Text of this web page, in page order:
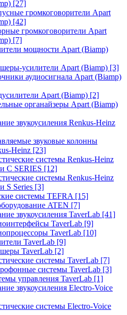
[27]
громкоговорители Apart
[42]
громкоговорители Apart
[7]
мощности Apart (Biamp)
усилители Apart (Biamp) [3]
аудиосигнала Apart (Biamp)
Apart (Biamp) [2]
органайзеры Apart (Biamp)
звукоусиления Renkus-Heinz
звуковые колонны
Heinz [23]
системы Renkus-Heinz
C SERIES [12]
системы Renkus-Heinz
S Series [3]
системы TEFRA [15]
ATEN [7]
звукоусиления TaverLab [41]
TaverLab [9]
TaverLab [10]
TaverLab [9]
TaverLab [2]
системы TaverLab [7]
системы TaverLab [3]
управления TaverLab [1]
звукоусиления Electro-Voice
системы Electro-Voice